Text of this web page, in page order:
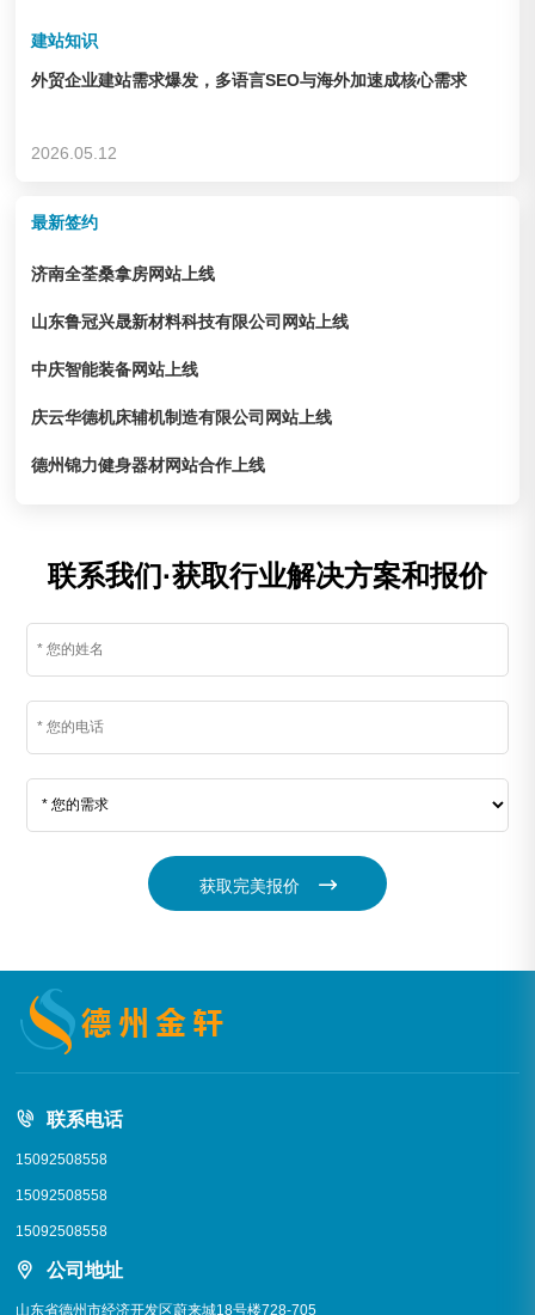
建站知识
外贸企业建站需求爆发，多语言SEO与海外加速成核心需求
2026.05.12
最新签约
济南全荃桑拿房网站上线
山东鲁冠兴晟新材料科技有限公司网站上线
中庆智能装备网站上线
庆云华德机床辅机制造有限公司网站上线
德州锦力健身器材网站合作上线
联系我们·获取行业解决方案和报价
获取完美报价
联系电话
15092508558
15092508558
15092508558
公司地址
山东省德州市经济开发区蔚来城18号楼728-705